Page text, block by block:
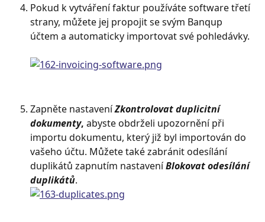
Pokud k vytváření faktur používáte software třetí
strany, můžete jej propojit se svým Banqup
účtem a automaticky importovat své pohledávky.
Zapněte nastavení Zkontrolovat duplicitní
dokumenty, abyste obdrželi upozornění při
importu dokumentu, který již byl importován do
vašeho účtu. Můžete také zabránit odesílání
duplikátů zapnutím nastavení Blokovat odesílání
duplikátů.